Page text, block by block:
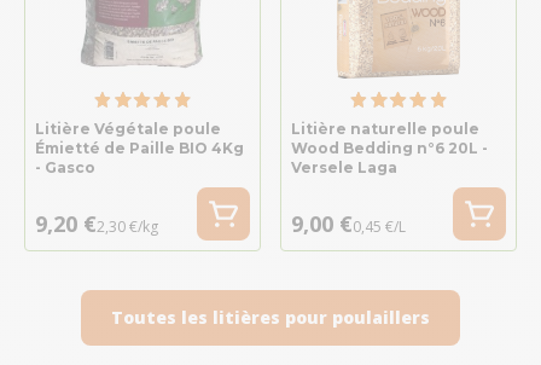
Litière Végétale poule
Émietté de Paille BIO 4Kg
- Gasco
9,20 €2,30 €/kg
Litière naturelle poule
Wood Bedding n°6 20L -
Versele Laga
9,00 €0,45 €/L
Toutes les litières pour poulaillers